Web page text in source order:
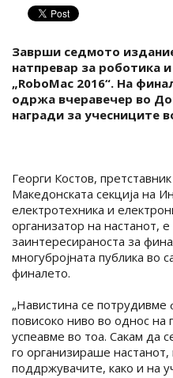
Заврши седмото
натпревар за роботика
„RoboMac 2016“. На
одржа вчеравечер во
награди за учесниците
Георги Костов,
Македонската секција на
електротехника и
организатор на настанот,
заинтересираноста за
многубројната публика во
финалето.
„Навистина се
повисоко ниво во однос на
успеавме во тоа. Сакам да
го организираше
поддржувачите, како и на